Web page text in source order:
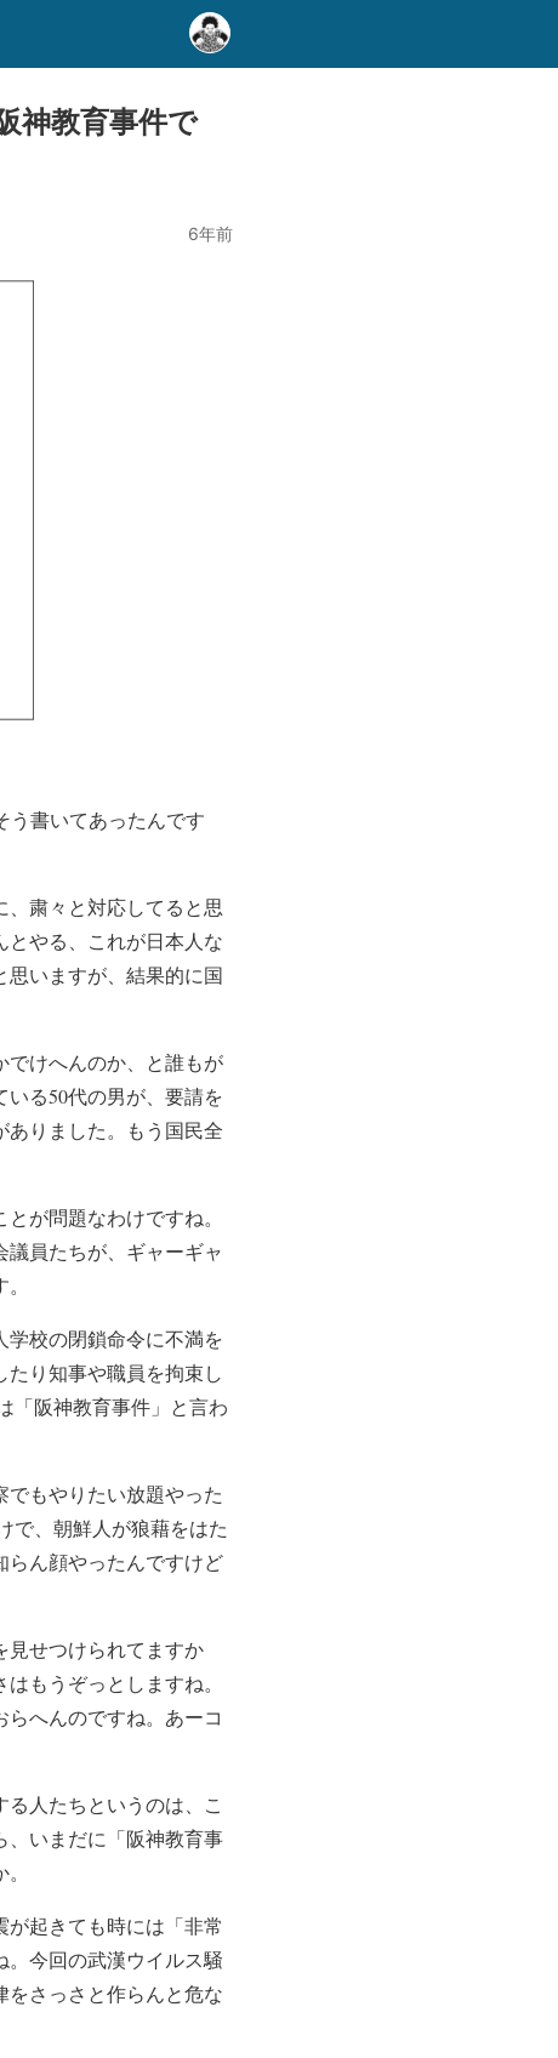
神教育事件で
6年前
う書いてあったんです
粛々と対応してると思
やる、これが日本人な
思いますが、結果的に国
けへんのか、と誰もが
る50代の男が、要請を
りました。もう国民全
が問題なわけですね。
員たちが、ギャーギャ
学校の閉鎖命令に不満を
り知事や職員を拘束し
「阪神教育事件」と言わ
もやりたい放題やった
で、朝鮮人が狼藉をはた
らん顔やったんですけど
せつけられてますか
もうぞっとしますね。
へんのですね。あーコ
人たちというのは、こ
、いまだに「阪神教育事
起きても時には「非常
今回の武漢ウイルス騒
さっさと作らんと危な